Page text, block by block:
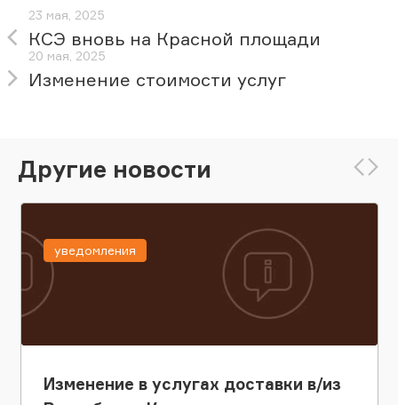
23 мая, 2025
КСЭ вновь на Красной площади
20 мая, 2025
Изменение стоимости услуг
Другие новости
Изменение в услугах доставки в/из
уведомления